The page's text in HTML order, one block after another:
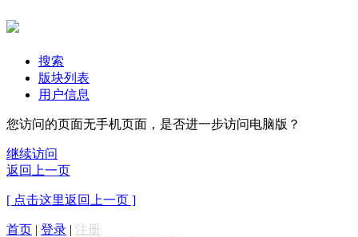
搜索
版块列表
用户信息
您访问的页面无手机页面，是否进一步访问电脑版？
继续访问
返回上一页
[ 点击这里返回上一页 ]
首页 | 登录 | 注册